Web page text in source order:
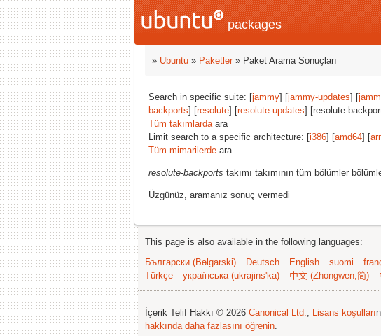
packages
» Ubuntu » Paketler» Paket Arama Sonuçları
Search in specific suite: [jammy] [jammy-updates] [
backports] [resolute] [resolute-updates] [resolute-
Tüm takımlardaara
Limit search to a specific architecture: [i386] [amd64] [
Tüm mimarilerde ara
resolute-backports takımı takımının tüm bölümler
Üzgünüz, aramanız sonuç vermedi
This page is also available in the following languages:
Български (Bəlgarski)
Deutsch English suomi
Türkçe
українська (ukrajins'ka) 中文 (Zhongwen,简)
İçerik Telif Hakkı © 2026 Canonical Ltd.; Lisans koşulları
hakkında daha fazlasını öğrenin.